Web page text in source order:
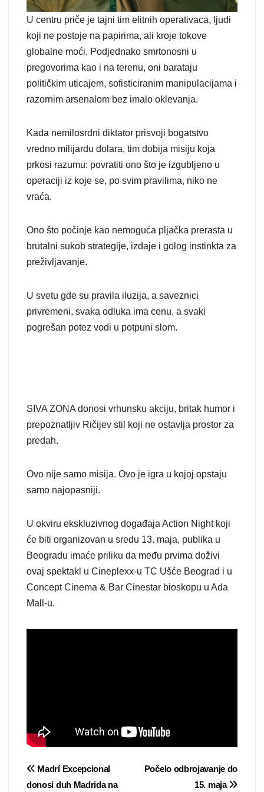
U centru priče je tajni tim elitnih operativaca, ljudi
koji ne postoje na papirima, ali kroje tokove
globalne moći. Podjednako smrtonosni u
pregovorima kao i na terenu, oni barataju
političkim uticajem, sofisticiranim manipulacijama i
razornim arsenalom bez imalo oklevanja.
Kada nemilosrdni diktator prisvoji bogatstvo
vredno milijardu dolara, tim dobija misiju koja
prkosi razumu: povratiti ono što je izgubljeno u
operaciji iz koje se, po svim pravilima, niko ne
vraća.
Ono što počinje kao nemoguća pljačka prerasta u
brutalni sukob strategije, izdaje i golog instinkta za
preživljavanje.
U svetu gde su pravila iluzija, a saveznici
privremeni, svaka odluka ima cenu, a svaki
pogrešan potez vodi u potpuni slom.
SIVA ZONA donosi vrhunsku akciju, britak humor i
prepoznatljiv Ričijev stil koji ne ostavlja prostor za
predah.
Ovo nije samo misija. Ovo je igra u kojoj opstaju
samo najopasniji.
U okviru ekskluzivnog događaja Action Night koji
će biti organizovan u sredu 13. maja, publika u
Beogradu imaće priliku da među prvima doživi
ovaj spektakl u Cineplexx-u TC Ušće Beograd i u
Concept Cinema & Bar Cinestar bioskopu u Ada
Mall-u.
Post
Počelo odbrojavanje do
15. maja
Madrí Excepcional
donosi duh Madrida na